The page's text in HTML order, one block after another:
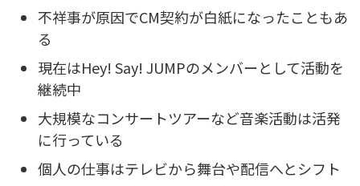
不祥事が原因でCM契約が白紙になったこともあ
る
現在はHey! Say! JUMPのメンバーとして活動を
継続中
大規模なコンサートツアーなど音楽活動は活発
に行っている
個人の仕事はテレビから舞台や配信へとシフト